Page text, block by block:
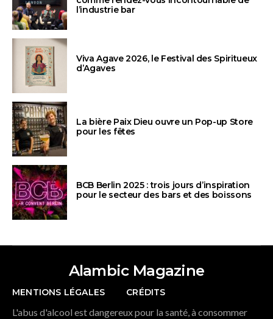
l’industrie bar
Viva Agave 2026, le Festival des Spiritueux
d’Agaves
La bière Paix Dieu ouvre un Pop-up Store
pour les fêtes
BCB Berlin 2025 : trois jours d’inspiration
pour le secteur des bars et des boissons
Alambic Magazine
MENTIONS LÉGALES CRÉDITS
L'abus d'alcool est dangereux pour la santé, à consommer